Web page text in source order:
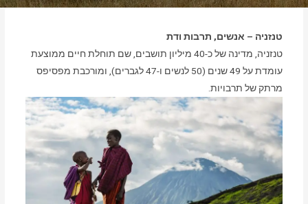
טנזניה – אנשים, תרבות ודת
טנזניה, מדינה של כ-40 מיליון תושבים, שם תוחלת חיים ממוצעת
עומדת על 49 שנים (50 לנשים ו-47 לגברים), ומורכבת מפסיפס
מרתק של תרבויות.